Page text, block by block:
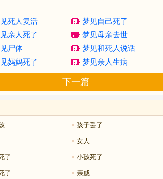
死人复活
梦见自己死了
亲人死了
梦见母亲去世
尸体
梦见和死人说话
妈妈死了 梦见亲人生病
下一篇
孩子丢了
女人
了 小孩死了
了 亲戚